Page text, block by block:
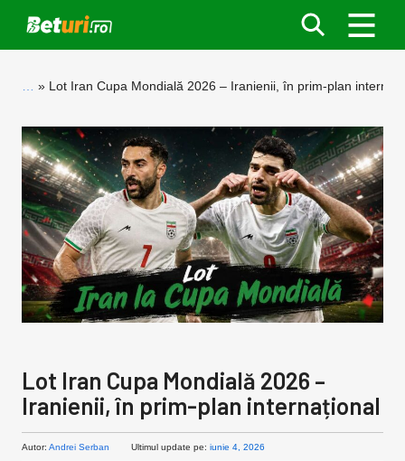
Lot Iran Cupa Mondială 2026 – Iranienii, în prim-plan
Lot Iran Cupa Mondială 2026 –
Iranienii, în prim-plan internațional
Autor: Andrei Serban Ultimul update pe: iunie 4, 2026